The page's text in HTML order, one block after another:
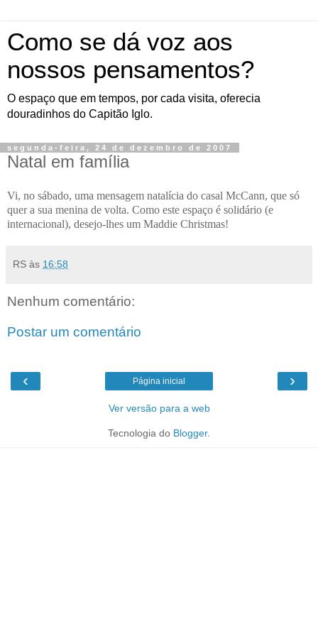
Como se dá voz aos
nossos pensamentos?
O espaço que em tempos, por cada visita, oferecia
douradinhos do Capitão Iglo.
segunda-feira, 24 de dezembro de 2007
Natal em família
Vi, no sábado, uma mensagem natalícia do casal McCann, que só
quer a sua menina de volta. Como este espaço é solidário (e
internacional), desejo-lhes um Maddie Christmas!
RS às 16:58
Nenhum comentário:
Postar um comentário
‹ ›
Página inicial
Ver versão para a web
Tecnologia do Blogger.